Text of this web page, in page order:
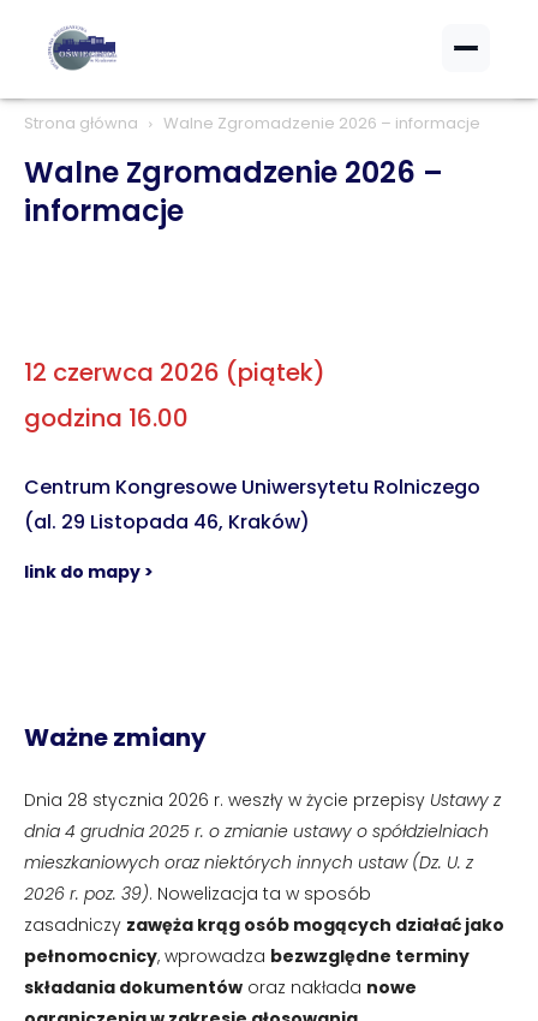
Strona główna Walne Zgromadzenie 2026 – informacje
Walne Zgromadzenie 2026 –
informacje
12 czerwca 2026 (piątek)
godzina 16.00
Centrum Kongresowe Uniwersytetu Rolniczego
(al. 29 Listopada 46, Kraków)
link do mapy >
Ważne zmiany
Dnia 28 stycznia 2026 r. weszły w życie przepisy Ustawy z
dnia 4 grudnia 2025 r. o zmianie ustawy o spółdzielniach
mieszkaniowych oraz niektórych innych ustaw (Dz. U. z
2026 r. poz. 39). Nowelizacja ta w sposób
zasadniczy zawęża krąg osób mogących działać jako
pełnomocnicy, wprowadza bezwzględne terminy
składania dokumentów oraz nakłada nowe